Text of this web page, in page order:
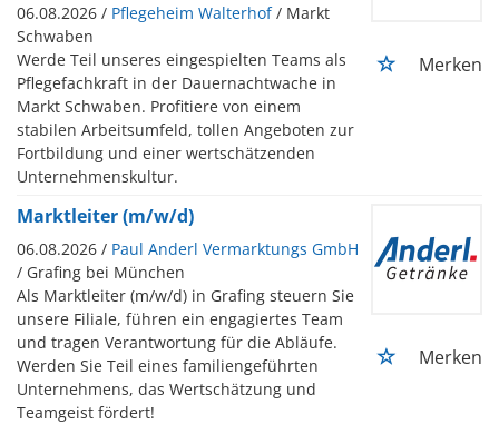
06.08.2026 / Pflegeheim Walterhof / Markt
Schwaben
Werde Teil unseres eingespielten Teams als
Pflegefachkraft in der Dauernachtwache in
Markt Schwaben. Profitiere von einem
stabilen Arbeitsumfeld, tollen Angeboten zur
Fortbildung und einer wertschätzenden
Unternehmenskultur.
Merken
Marktleiter (m/w/d)
06.08.2026 / Paul Anderl Vermarktungs GmbH
/ Grafing bei München
Als Marktleiter (m/w/d) in Grafing steuern Sie
unsere Filiale, führen ein engagiertes Team
und tragen Verantwortung für die Abläufe.
Werden Sie Teil eines familiengeführten
Unternehmens, das Wertschätzung und
Teamgeist fördert!
Merken